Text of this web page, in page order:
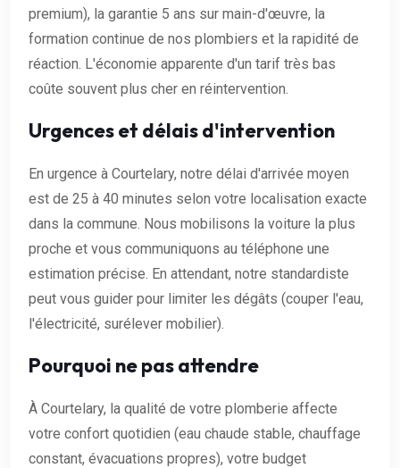
premium), la garantie 5 ans sur main-d'œuvre, la
formation continue de nos plombiers et la rapidité de
réaction. L'économie apparente d'un tarif très bas
coûte souvent plus cher en réintervention.
Urgences et délais d'intervention
En urgence à Courtelary, notre délai d'arrivée moyen
est de 25 à 40 minutes selon votre localisation exacte
dans la commune. Nous mobilisons la voiture la plus
proche et vous communiquons au téléphone une
estimation précise. En attendant, notre standardiste
peut vous guider pour limiter les dégâts (couper l'eau,
l'électricité, surélever mobilier).
Pourquoi ne pas attendre
À Courtelary, la qualité de votre plomberie affecte
votre confort quotidien (eau chaude stable, chauffage
constant, évacuations propres), votre budget